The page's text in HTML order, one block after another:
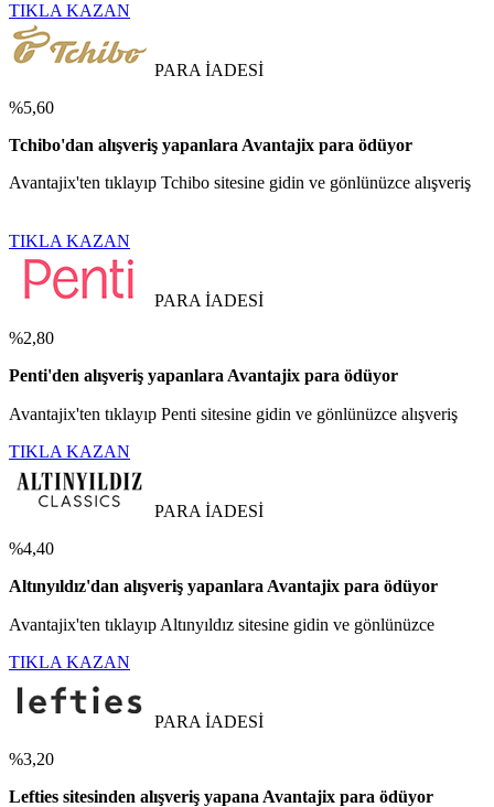
TIKLA KAZAN
PARA İADESİ
%5,60
Tchibo'dan alışveriş yapanlara Avantajix para ödüyor
Avantajix'ten tıklayıp Tchibo sitesine gidin ve gönlünüzce alışveriş
TIKLA KAZAN
PARA İADESİ
%2,80
Penti'den alışveriş yapanlara Avantajix para ödüyor
Avantajix'ten tıklayıp Penti sitesine gidin ve gönlünüzce alışveriş
TIKLA KAZAN
PARA İADESİ
%4,40
Altınyıldız'dan alışveriş yapanlara Avantajix para ödüyor
Avantajix'ten tıklayıp Altınyıldız sitesine gidin ve gönlünüzce
TIKLA KAZAN
PARA İADESİ
%3,20
Lefties sitesinden alışveriş yapana Avantajix para ödüyor